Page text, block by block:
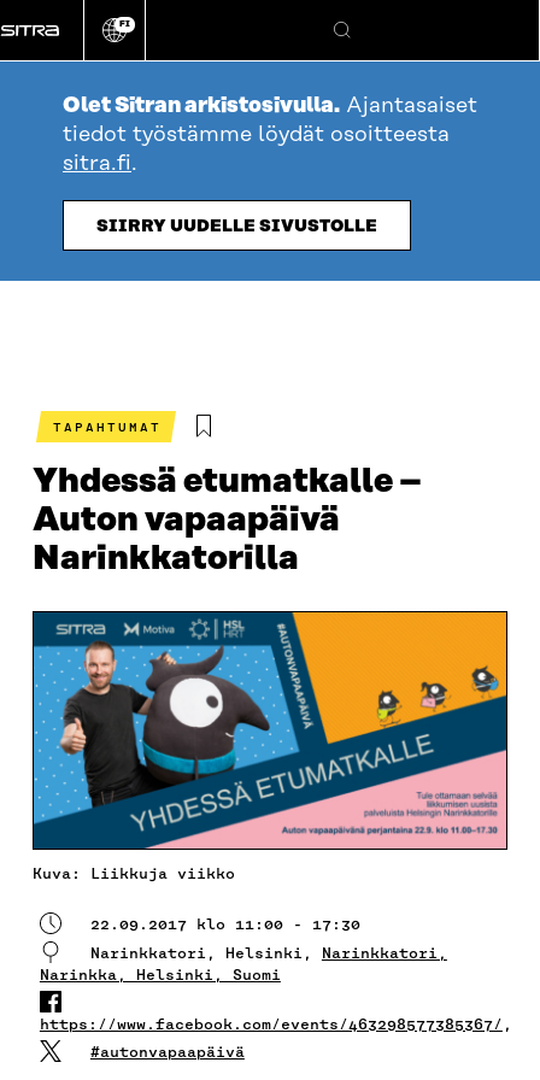
suoraan
sisältöön
Vaihda
kieli
FI
Hae
Olet Sitran arkistosivulla. Ajantasaiset
tiedot työstämme löydät osoitteesta
sitra.fi.
SIIRRY UUDELLE SIVUSTOLLE
TAPAHTUMAT
Yhdessä etumatkalle –
Auton vapaapäivä
Narinkkatorilla
Kuva: Liikkuja viikko
22.09.2017 klo 11:00 - 17:30
Narinkkatori, Helsinki, Narinkkatori,
Narinkka, Helsinki, Suomi
https://www.facebook.com/events/463298577385367/ ,
#autonvapaapäivä